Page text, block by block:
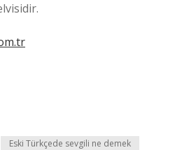
Eski Türkçede sevgili ne demek